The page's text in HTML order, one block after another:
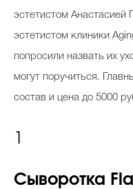
эстетистом Анастасией
эстетистом клиники
попросили назвать их
могут поручиться.
состав и цена до 5000
Сыворотка